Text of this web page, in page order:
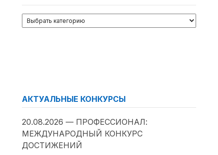
АКТУАЛЬНЫЕ КОНКУРСЫ
20.08.2026 — ПРОФЕССИОНАЛ:
МЕЖДУНАРОДНЫЙ КОНКУРС
ДОСТИЖЕНИЙ